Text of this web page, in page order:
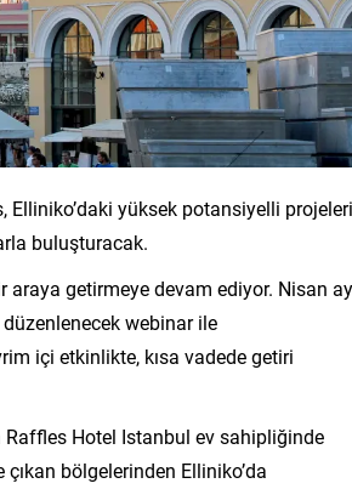
Elliniko’daki yüksek potansiyelli projeleri
buluşturacak.
araya getirmeye devam ediyor. Nisan
webinar ile
içi etkinlikte, kısa vadede getiri
Raffles Hotel Istanbul ev sahipliğinde
bölgelerinden Elliniko’da